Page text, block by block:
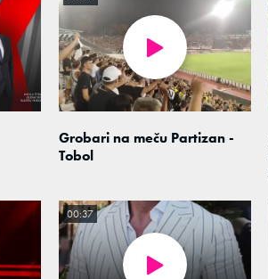
Grobari na meču Partizan -
Tobol
00:37